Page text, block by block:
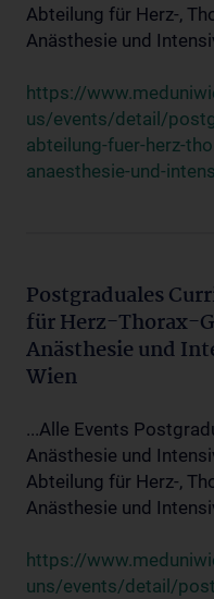
Abteilung für Herz-,
Anästhesie und
https://
us/events/detail/
abteilung-fuer-herz-
anaesthesie-und-
Postgraduales
für Herz-Thorax-
Anästhesie und
Wien
...Alle Events
Anästhesie und
Abteilung für Herz-,
Anästhesie und
https://
uns/events/detail/